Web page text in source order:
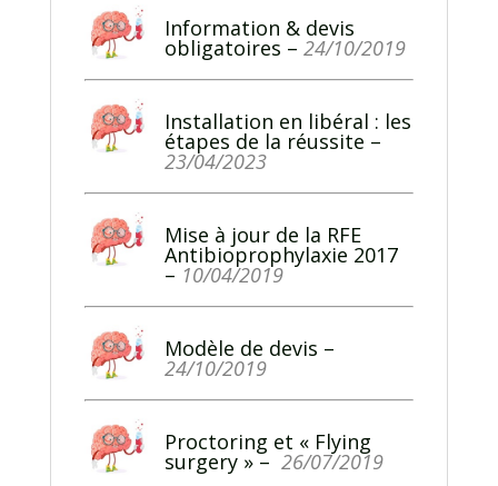
Information & devis
obligatoires – 24/10/2019
Installation en libéral : les
étapes de la réussite –
23/04/2023
Mise à jour de la RFE
Antibioprophylaxie 2017
– 10/04/2019
Modèle de devis –
24/10/2019
Proctoring et « Flying
surgery »– 26/07/2019